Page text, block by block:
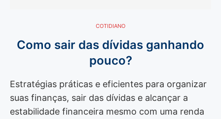
COTIDIANO
Como sair das dívidas ganhando
pouco?
Estratégias práticas e eficientes para organizar
suas finanças, sair das dívidas e alcançar a
estabilidade financeira mesmo com uma renda